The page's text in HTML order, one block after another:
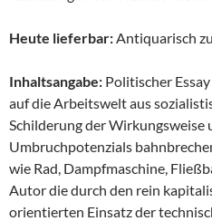
Heute lieferbar: Antiquarisch
Inhaltsangabe: Politischer
auf die Arbeitswelt aus
Schilderung der Wirkungsweise
Umbruchpotenzials
wie Rad, Dampfmaschine,
Autor die durch den rein
orientierten Einsatz der